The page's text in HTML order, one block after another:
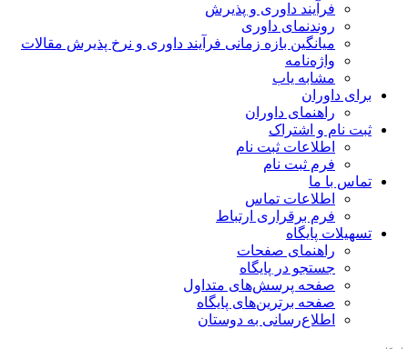
فرآیند داوری و پذیرش
روندنمای داوری
میانگین بازه زمانی فرآیند داوری و نرخ پذیرش مقالات
واژه‌نامه
مشابه یاب
برای داوران
راهنمای داوران
ثبت نام و اشتراک
اطلاعات ثبت نام
فرم ثبت نام
تماس با ما
اطلاعات تماس
فرم برقراری ارتباط
تسهیلات پایگاه
راهنمای صفحات
جستجو در پایگاه
صفحه پرسش‌های متداول
صفحه برترین‌های پایگاه
اطلاع‌رسانی به دوستان